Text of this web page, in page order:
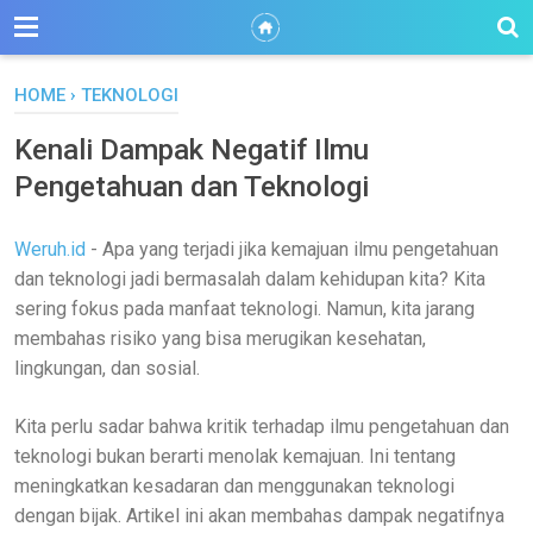
HOME › TEKNOLOGI
Kenali Dampak Negatif Ilmu
Pengetahuan dan Teknologi
Weruh.id - Apa yang terjadi jika kemajuan ilmu pengetahuan
dan teknologi jadi bermasalah dalam kehidupan kita? Kita
sering fokus pada manfaat teknologi. Namun, kita jarang
membahas risiko yang bisa merugikan kesehatan,
lingkungan, dan sosial.
Kita perlu sadar bahwa kritik terhadap ilmu pengetahuan dan
teknologi bukan berarti menolak kemajuan. Ini tentang
meningkatkan kesadaran dan menggunakan teknologi
dengan bijak. Artikel ini akan membahas dampak negatifnya